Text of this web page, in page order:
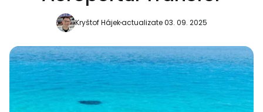
Kryštof Hájekactualizate 03. 09. 2025
Continuați cu Facebook
Continuați cu e-mailul